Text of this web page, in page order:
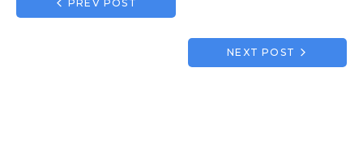
de
PREV POST
NEXT POST